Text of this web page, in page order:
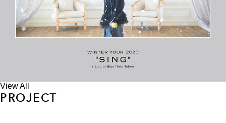
View All
PROJECT